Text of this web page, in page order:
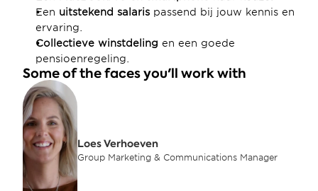
Een uitstekend salaris passend bij jouw kennis en
ervaring.
Collectieve winstdeling en een goede
pensioenregeling.
Some of the faces you'll work with
Loes Verhoeven
Group Marketing & Communications Manager